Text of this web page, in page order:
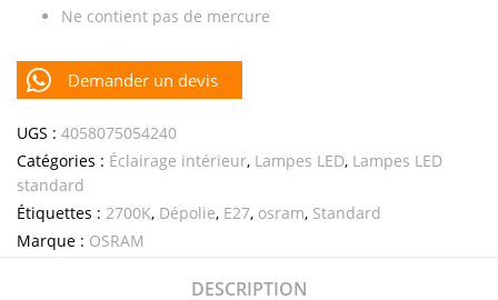
Ne contient pas de mercure
Demander un devis
UGS : 4058075054240
Catégories : Éclairage intérieur, Lampes LED, Lampes LED
standard
Étiquettes : 2700K, Dépolie, E27, osram, Standard
Marque : OSRAM
DESCRIPTION